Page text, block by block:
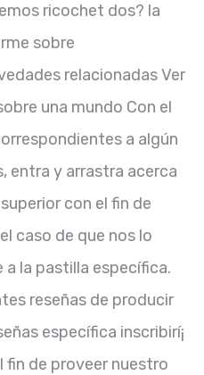
ricochet dos? la
sobre
relacionadas Ver
una mundo Con el
a algún
entra y arrastra acerca
con el fin de
caso de que nos lo
la pastilla específica.
reseñas de producir
específica inscribirí¡
fin de proveer nuestro